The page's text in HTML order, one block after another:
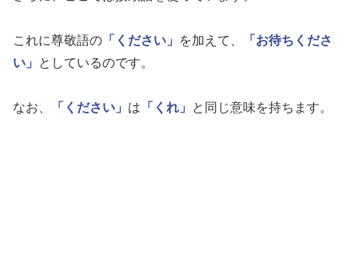
これに尊敬語の 「ください」 を加えて、
「お待ちくださ
い」
としているのです。
なお、 「ください」 は 「くれ」 と同じ意味を持ちます。